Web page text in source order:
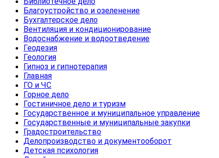
Благоустройство и озеленение
Бухгалтерское дело
Вентиляция и кондиционирование
Водоснабжение и водоотведение
Геодезия
Геология
Гипноз и гипнотерапия
Главная
ГО и ЧС
Горное дело
Гостиничное дело и туризм
Государственное и муниципальное управление
Государственные и муниципальные закупки
Градостроительство
Делопроизводство и документооборот
Детская психология